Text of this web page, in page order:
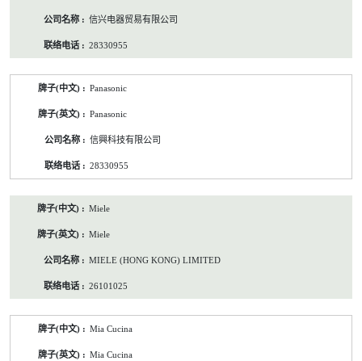
信兴电器贸易有限公司
28330955
Panasonic
Panasonic
信興科技有限公司
28330955
Miele
Miele
MIELE (HONG KONG) LIMITED
26101025
Mia Cucina
Mia Cucina